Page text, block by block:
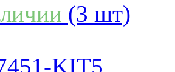
(3 шт)
KIT5